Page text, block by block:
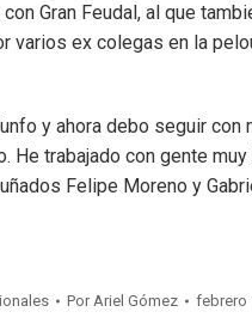
Gran Feudal, al que
varios ex colegas en la
y ahora debo seguir
trabajado con gente
Felipe Moreno y
PorAriel Gómez febrero